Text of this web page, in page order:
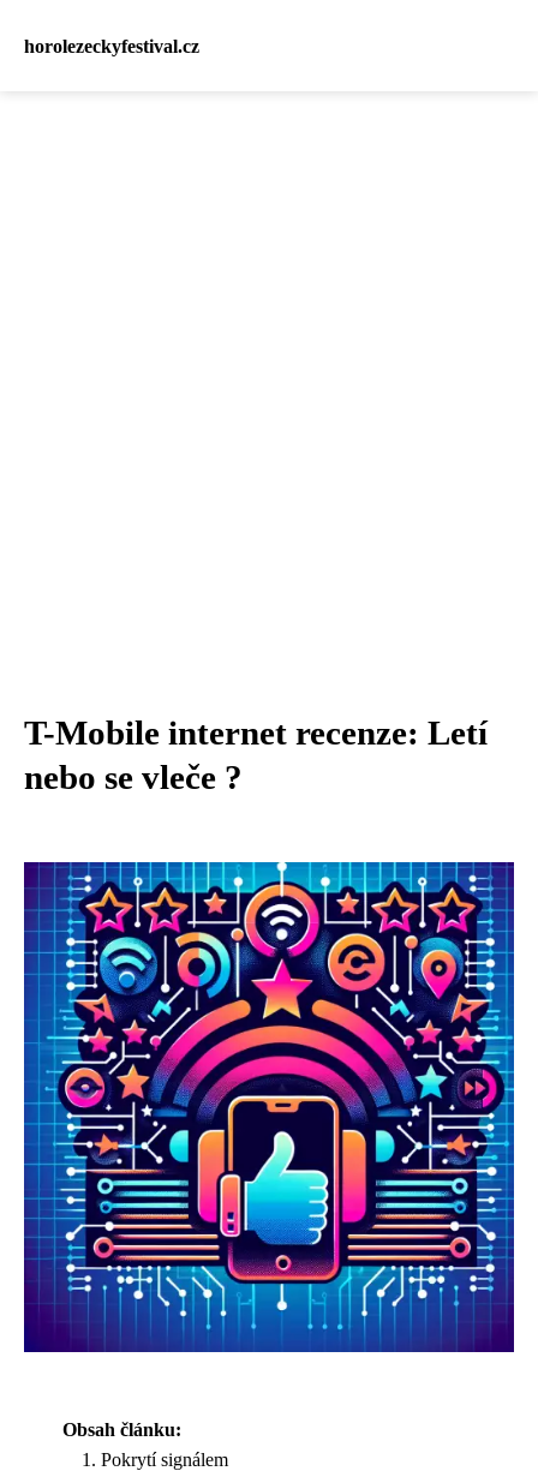
horolezeckyfestival.cz
T-Mobile internet recenze: Letí
nebo se vleče ?
Obsah článku:
Pokrytí signálem